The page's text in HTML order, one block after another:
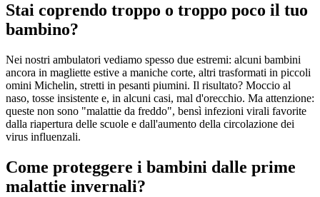
Stai coprendo troppo o troppo poco il tuo
bambino?
Nei nostri ambulatori vediamo spesso due estremi: alcuni bambini
ancora in magliette estive a maniche corte, altri trasformati in piccoli
omini Michelin, stretti in pesanti piumini. Il risultato? Moccio al
naso, tosse insistente e, in alcuni casi, mal d'orecchio. Ma attenzione:
queste non sono "malattie da freddo", bensì infezioni virali favorite
dalla riapertura delle scuole e dall'aumento della circolazione dei
virus influenzali.
Come proteggere i bambini dalle prime
malattie invernali?